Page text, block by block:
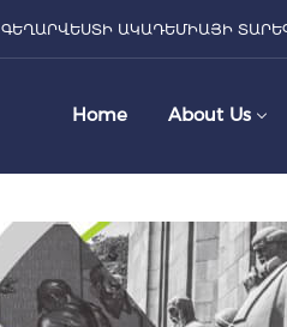
ԳԵՂԱՐՎԵՍՏԻ ԱԿԱԴԵՄԻԱՅԻ
Home About Us